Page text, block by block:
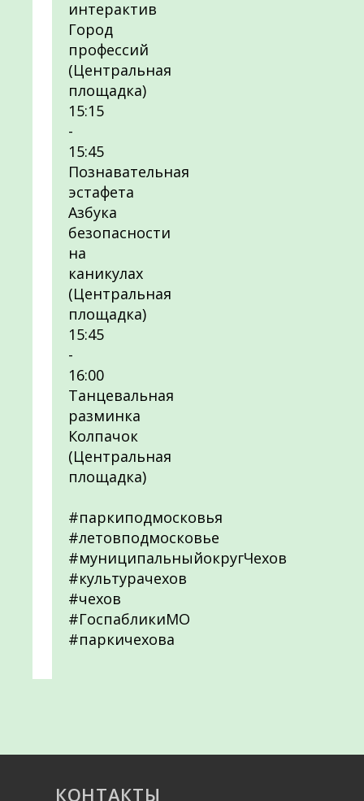
интерактив
Город
профессий
(Центральная
площадка)
15:15
-
15:45
Познавательная
эстафета
Азбука
безопасности
на
каникулах
(Центральная
площадка)
15:45
-
16:00
Танцевальная
разминка
Колпачок
(Центральная
площадка)
#паркиподмосковья
#летовподмосковье
#муниципальныйокругЧехов
#культурачехов
#чехов
#ГоспабликиМО
#паркичехова
КОНТАКТЫ